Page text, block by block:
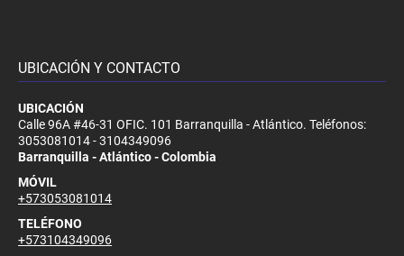
UBICACIÓN Y CONTACTO
UBICACIÓN
Calle 96A #46-31 OFIC. 101 Barranquilla - Atlántico. Teléfonos:
3053081014 - 3104349096
Barranquilla - Atlántico - Colombia
MÓVIL
+573053081014
TELÉFONO
+573104349096